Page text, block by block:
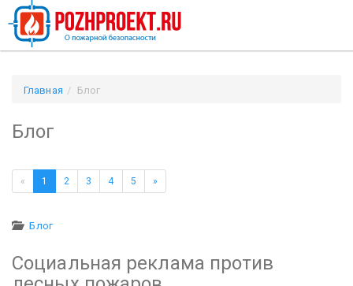
Главная Блог
Блог
« 1 2 3 4 5 »
Блог
Социальная реклама против